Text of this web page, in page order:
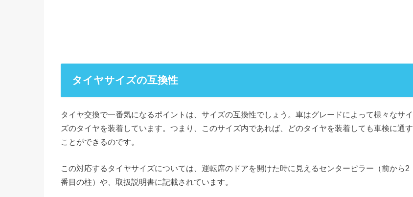
タイヤサイズの互換性
タイヤ交換で一番気になるポイントは、サイズの互換性でしょう。車はグレードによって様々なサイ
ズのタイヤを装着しています。つまり、このサイズ内であれば、どのタイヤを装着しても車検に通す
ことができるのです。
この対応するタイヤサイズについては、運転席のドアを開けた時に見えるセンターピラー（前から2
番目の柱）や、取扱説明書に記載されています。